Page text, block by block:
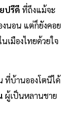
ปรีดี ที่ถึงแม้จะ
งนอน แต่ก็ยังคอย
เมืองไทยด้วยใจ
ที่บ้านอองโตนีได้
ผู้เป็นหลานชาย